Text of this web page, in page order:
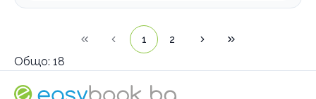
1 2
Общо: 18